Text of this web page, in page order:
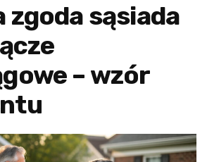
zgoda sąsiada
– wzór